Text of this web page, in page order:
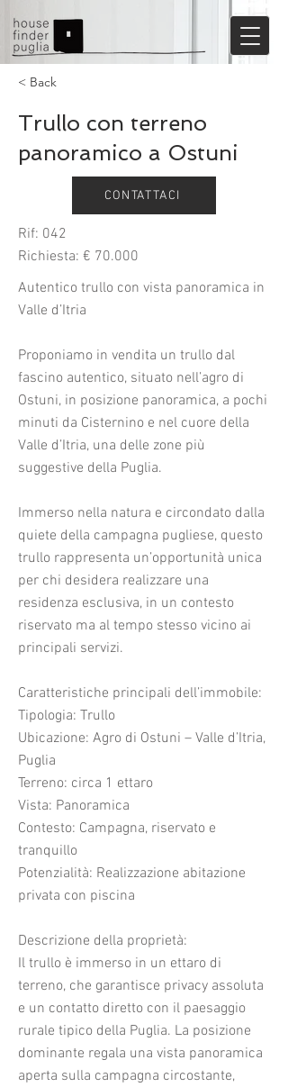
< Back
Trullo con terreno
panoramico a Ostuni
CONTATTACI
Rif: 042
Richiesta: € 70.000
Autentico trullo con vista panoramica in
Valle d’Itria
Proponiamo in vendita un trullo dal
fascino autentico, situato nell’agro di
Ostuni, in posizione panoramica, a pochi
minuti da Cisternino e nel cuore della
Valle d’Itria, una delle zone più
suggestive della Puglia.
Immerso nella natura e circondato dalla
quiete della campagna pugliese, questo
trullo rappresenta un’opportunità unica
per chi desidera realizzare una
residenza esclusiva, in un contesto
riservato ma al tempo stesso vicino ai
principali servizi.
Caratteristiche principali dell’immobile:
Tipologia: Trullo
Ubicazione: Agro di Ostuni – Valle d’Itria,
Puglia
Terreno: circa 1 ettaro
Vista: Panoramica
Contesto: Campagna, riservato e
tranquillo
Potenzialità: Realizzazione abitazione
privata con piscina
Descrizione della proprietà:
Il trullo è immerso in un ettaro di
terreno, che garantisce privacy assoluta
e un contatto diretto con il paesaggio
rurale tipico della Puglia. La posizione
dominante regala una vista panoramica
aperta sulla campagna circostante,